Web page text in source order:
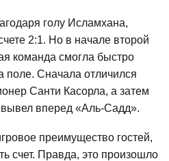
голу Исламхана,
2:1. Но в начале второй
команда смогла быстро
поле. Сначала отличился
Санти Касорла, а затем
вперед «Аль-Садд».
преимущество гостей,
счет. Правда, это произошло